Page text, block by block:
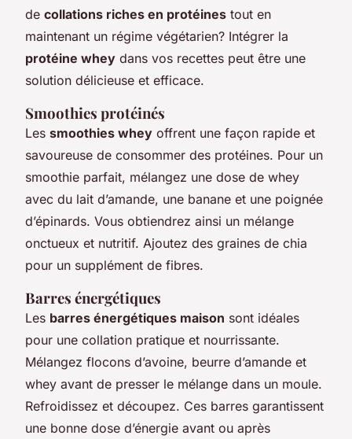
de collations riches en protéines tout en
maintenant un régime végétarien? Intégrer la
protéine whey dans vos recettes peut être une
solution délicieuse et efficace.
Smoothies protéinés
Les smoothies whey offrent une façon rapide et
savoureuse de consommer des protéines. Pour un
smoothie parfait, mélangez une dose de whey
avec du lait d’amande, une banane et une poignée
d’épinards. Vous obtiendrez ainsi un mélange
onctueux et nutritif. Ajoutez des graines de chia
pour un supplément de fibres.
Barres énergétiques
Les barres énergétiques maison sont idéales
pour une collation pratique et nourrissante.
Mélangez flocons d’avoine, beurre d’amande et
whey avant de presser le mélange dans un moule.
Refroidissez et découpez. Ces barres garantissent
une bonne dose d’énergie avant ou après